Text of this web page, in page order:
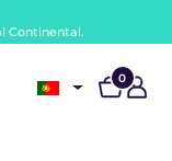
Continental.
0